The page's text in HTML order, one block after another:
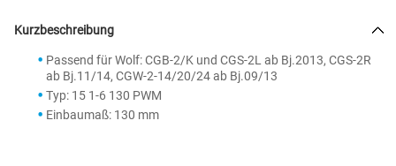
Kurzbeschreibung
Passend für Wolf: CGB-2/K und CGS-2L ab Bj.2013, CGS-2R
ab Bj.11/14, CGW-2-14/20/24 ab Bj.09/13
Typ: 15 1-6 130 PWM
Einbaumaß: 130 mm